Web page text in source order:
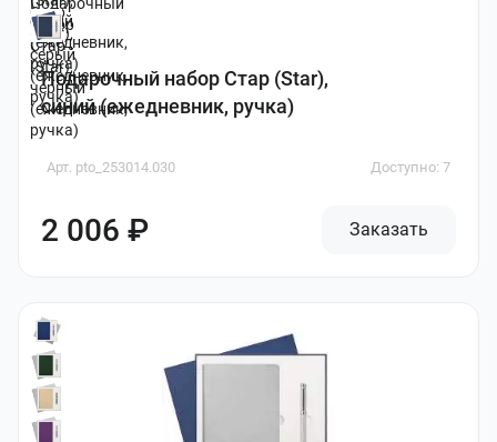
Подарочный набор Стар (Star),
синий (ежедневник, ручка)
Арт. pto_253014.030 Доступно: 7
2 006 ₽ Заказать